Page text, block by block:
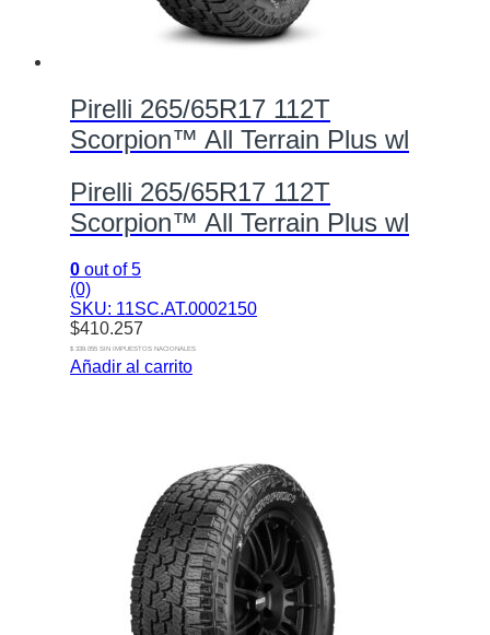
Pirelli 265/65R17 112T
Scorpion™ All Terrain Plus wl
Pirelli 265/65R17 112T
Scorpion™ All Terrain Plus wl
0 out of 5
(0)
SKU: 11SC.AT.0002150
$410.257
$ 339.055 SIN IMPUESTOS NACIONALES
Añadir al carrito